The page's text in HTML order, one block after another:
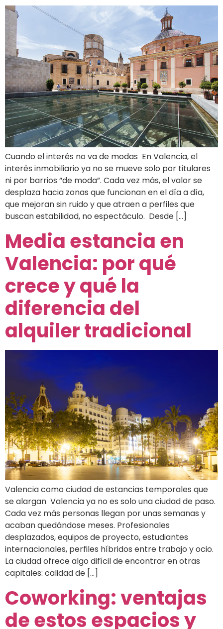
Cuando el interés no va de modas En Valencia, el
interés inmobiliario ya no se mueve solo por titulares
ni por barrios “de moda”. Cada vez más, el valor se
desplaza hacia zonas que funcionan en el día a día,
que mejoran sin ruido y que atraen a perfiles que
buscan estabilidad, no espectáculo. Desde […]
Media estancia en
Valencia: por qué
crece y qué la
diferencia del
alquiler tradicional
Valencia como ciudad de estancias temporales que
se alargan Valencia ya no es solo una ciudad de paso.
Cada vez más personas llegan por unas semanas y
acaban quedándose meses. Profesionales
desplazados, equipos de proyecto, estudiantes
internacionales, perfiles híbridos entre trabajo y ocio.
La ciudad ofrece algo difícil de encontrar en otras
capitales: calidad de […]
Coworking: ventajas
de estos espacios y